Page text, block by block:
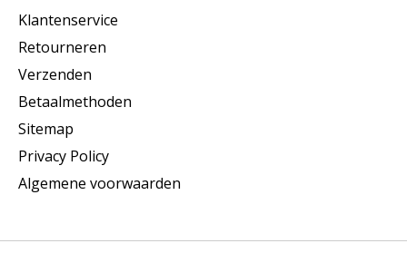
Klantenservice
Retourneren
Verzenden
Betaalmethoden
Sitemap
Privacy Policy
Algemene voorwaarden